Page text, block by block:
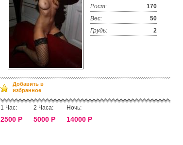
Рост:
170
Вес:
50
Грудь:
2
Добавить в
избранное
1 Час:
2500 Р
2 Часа:
5000 Р
Ночь:
14000 Р